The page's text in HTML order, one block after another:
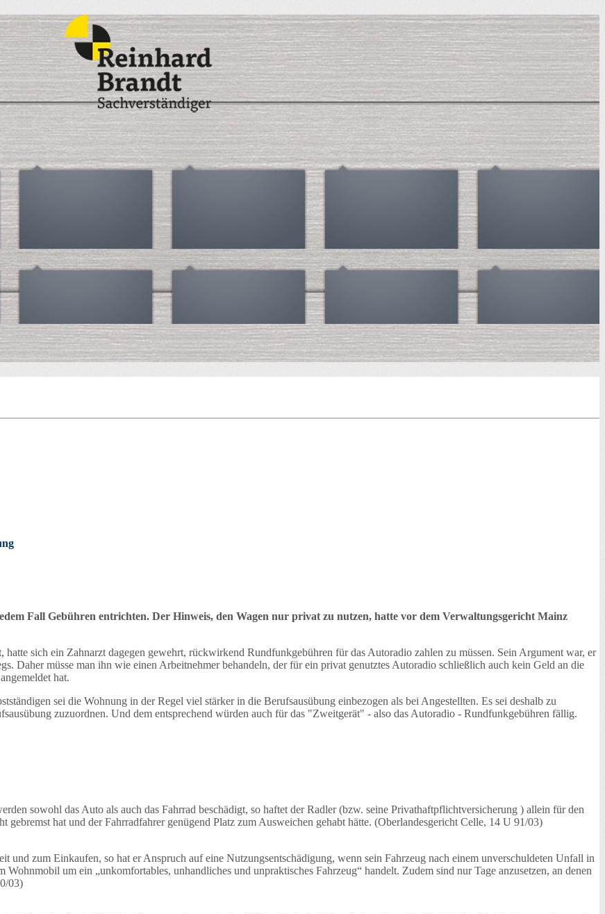
Fall Gebühren entrichten. Der Hinweis, den Wagen nur privat zu nutzen, hatte vor dem Verwaltungsgericht Mainz
sich ein Zahnarzt dagegen gewehrt, rückwirkend Rundfunkgebühren für das Autoradio zahlen zu müssen. Sein Argument war, er
Daher müsse man ihn wie einen Arbeitnehmer behandeln, der für ein privat genutztes Autoradio schließlich auch kein Geld an die
hat.
sei die Wohnung in der Regel viel stärker in die Berufsausübung einbezogen als bei Angestellten. Es sei deshalb zu
zuzuordnen. Und dem entsprechend würden auch für das "Zweitgerät" - also das Autoradio - Rundfunkgebühren fällig.
sowohl das Auto als auch das Fahrrad beschädigt, so haftet der Radler (bzw. seine Privathaftpflichtversicherung ) allein für den
gebremst hat und der Fahrradfahrer genügend Platz zum Ausweichen gehabt hätte. (Oberlandesgericht Celle, 14 U 91/03)
und zum Einkaufen, so hat er Anspruch auf eine Nutzungsentschädigung, wenn sein Fahrzeug nach einem unverschuldeten Unfall in
um ein „unkomfortables, unhandliches und unpraktisches Fahrzeug“ handelt. Zudem sind nur Tage anzusetzen, an denen
03)